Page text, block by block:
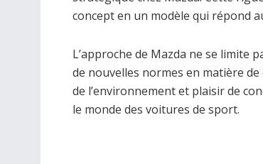
concept en un modèle qui répond
L’approche de Mazda ne se limite
de nouvelles normes en matière
de l’environnement et plaisir de
le monde des voitures de sport.